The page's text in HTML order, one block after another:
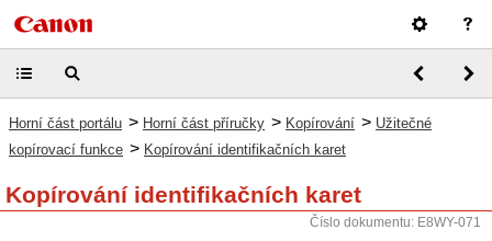
Horní část portálu > Horní část příručky > Kopírování > Užitečné
kopírovací funkce > Kopírování identifikačních karet
Kopírování identifikačních karet
Číslo dokumentu: E8WY-071